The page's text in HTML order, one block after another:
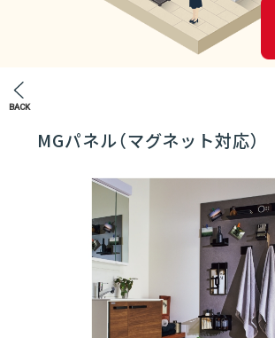
エントランス
洗面化粧台
クリナップの洗面化粧台
ティアリス
MGパネル（マグネット対応）
BACK
01
07